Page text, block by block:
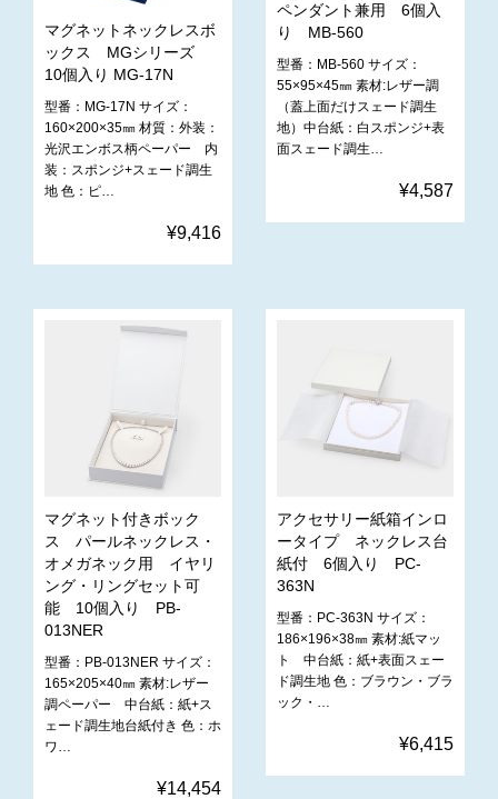
マグネットネックレスボ
ックス MGシリーズ
10個入り MG-17N
型番：MG-17N サイズ：
160×200×35㎜ 材質：外装：
光沢エンボス柄ペーパー 内
装：スポンジ+スェード調生
地 色：ピ…
¥9,416
ペンダント兼用 6個入
り MB-560
型番：MB-560 サイズ：
55×95×45㎜ 素材:レザー調
（蓋上面だけスェード調生
地）中台紙：白スポンジ+表
面スェード調生…
¥4,587
マグネット付きボック
ス パールネックレス・
オメガネック用 イヤリ
ング・リングセット可
能 10個入り PB-
013NER
型番：PB-013NER サイズ：
165×205×40㎜ 素材:レザー
調ペーパー 中台紙：紙+ス
ェード調生地台紙付き 色：ホ
ワ…
¥14,454
アクセサリー紙箱インロ
ータイプ ネックレス台
紙付 6個入り PC-
363N
型番：PC-363N サイズ：
186×196×38㎜ 素材:紙マッ
ト 中台紙：紙+表面スェー
ド調生地 色：ブラウン・ブラ
ック・…
¥6,415